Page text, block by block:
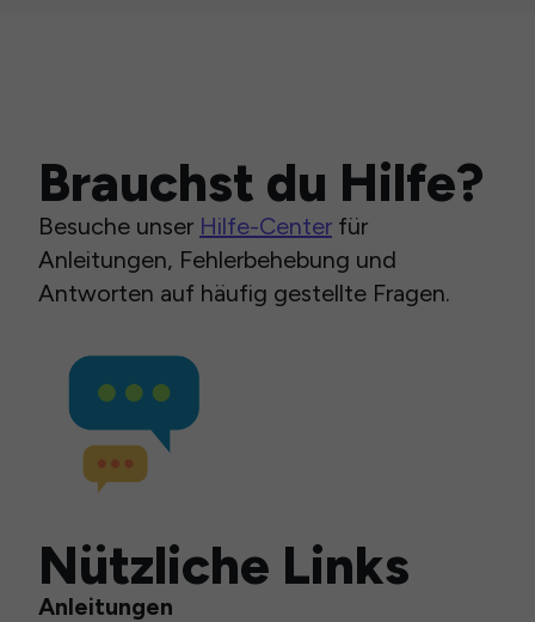
Brauchst du Hilfe?
Besuche unser Hilfe-Center für
Anleitungen, Fehlerbehebung und
Antworten auf häufig gestellte Fragen.
Nützliche Links
Anleitungen